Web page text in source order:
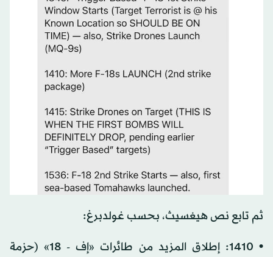
ثم تابع نص هيغسيث، بحسب غولدبرغ:
• 1410: إطلاق المزيد من طائرات «إف - 18» (حزمة